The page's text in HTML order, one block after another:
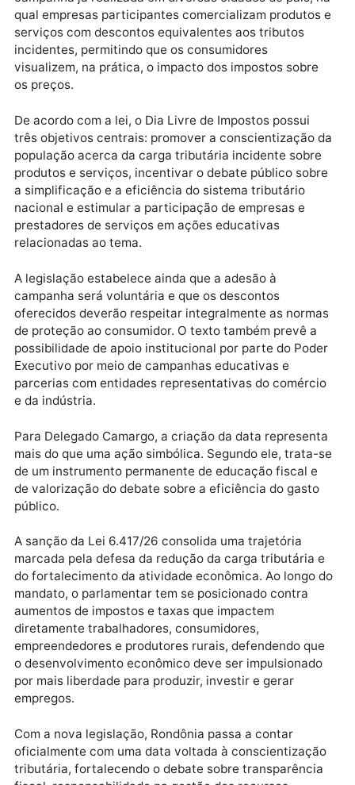
escondida no preço final dos produtos e serviços.
Quanto mais informação a população tiver, maior
sua capacidade de participar das discussões sobre o
futuro do sistema tributário brasileiro”, defende o
parlamentar.
A iniciativa transforma em política pública uma
campanha já realizada em diversas cidades do país,
qual empresas participantes comercializam
serviços com descontos equivalentes aos tributos
incidentes, permitindo que os consumidores
visualizem, na prática, o impacto dos impostos sobre
os preços.
De acordo com a lei, o Dia Livre de Impostos possui
três objetivos centrais: promover a conscientização
população acerca da carga tributária incidente
produtos e serviços, incentivar o debate público
a simplificação e a eficiência do sistema tributário
nacional e estimular a participação de empresas e
prestadores de serviços em ações educativas
A legislação estabelece ainda que a adesão à
campanha será voluntária e que os descontos
oferecidos deverão respeitar integralmente as
de proteção ao consumidor. O texto também prevê a
possibilidade de apoio institucional por parte do
Executivo por meio de campanhas educativas e
parcerias com entidades representativas do
e da indústria.
Para Delegado Camargo, a criação da data
mais do que uma ação simbólica. Segundo ele,
de um instrumento permanente de educação fiscal e
de valorização do debate sobre a eficiência do gasto
A sanção da Lei 6.417/26 consolida uma trajetória
marcada pela defesa da redução da carga tributária